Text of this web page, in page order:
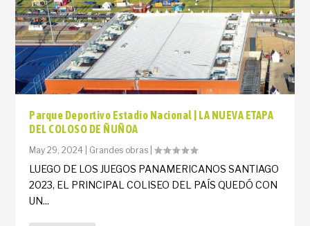
Parque Deportivo Estadio Nacional | LA NUEVA ETAPA
DEL COLOSO DE ÑUÑOA
May 29, 2024 Grandes obras |
LUEGO DE LOS JUEGOS PANAMERICANOS SANTIAGO
2023, EL PRINCIPAL COLISEO DEL PAÍS QUEDÓ CON
UN...